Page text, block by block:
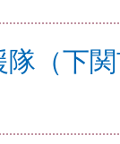
隊（下